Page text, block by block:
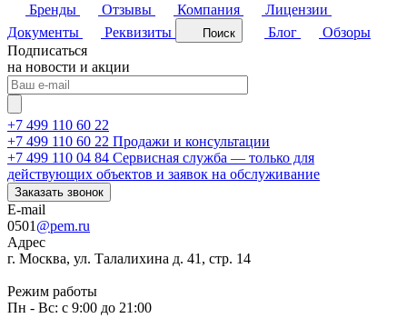
Бренды
Отзывы Компания
Лицензии
Документы
Реквизиты Поиск Блог
Обзоры
Подписаться
на новости и акции
+7 499 110 60 22
+7 499 110 60 22 Продажи и консультации
+7 499 110 04 84 Сервисная служба — только для
действующих объектов и заявок на обслуживание
Заказать звонок
E-mail
0501 @pem.ru
Адрес
г. Москва, ул. Талалихина д. 41, стр. 14
Режим работы
Пн - Вс: с 9:00 до 21:00